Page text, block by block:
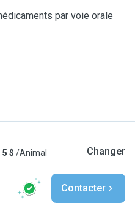
par voie orale
5 $ /Animal
Changer
Contacter